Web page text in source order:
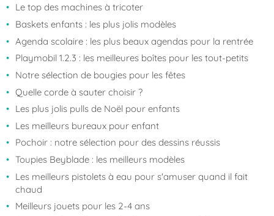
Le top des machines à tricoter
Baskets enfants : les plus jolis modèles
Agenda scolaire : les plus beaux agendas pour la rentrée
Playmobil 1.2.3 : les meilleures boîtes pour les tout-petits
Notre sélection de bougies pour les fêtes
Quelle corde à sauter choisir ?
Les plus jolis pulls de Noël pour enfants
Les meilleurs bureaux pour enfant
Pochoir : notre sélection pour des dessins réussis
Toupies Beyblade : les meilleurs modèles
Les meilleurs pistolets à eau pour s'amuser quand il fait
chaud
Meilleurs jouets pour les 2-4 ans